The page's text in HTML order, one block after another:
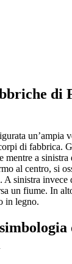
di
un’ampia
di fabbrica.
mentre a
al centro, si
A sinistra invece
un fiume. In
in legno.